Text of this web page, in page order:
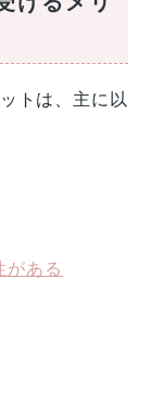
トは、主に以
がある